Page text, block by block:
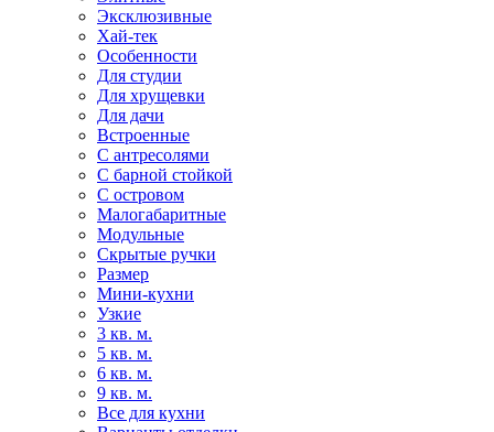
Эксклюзивные
Хай-тек
Особенности
Для студии
Для хрущевки
Для дачи
Встроенные
С антресолями
С барной стойкой
С островом
Малогабаритные
Модульные
Скрытые ручки
Размер
Мини-кухни
Узкие
3 кв. м.
5 кв. м.
6 кв. м.
9 кв. м.
Все для кухни